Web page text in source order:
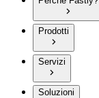
Prodotti
Servizi
Soluzioni